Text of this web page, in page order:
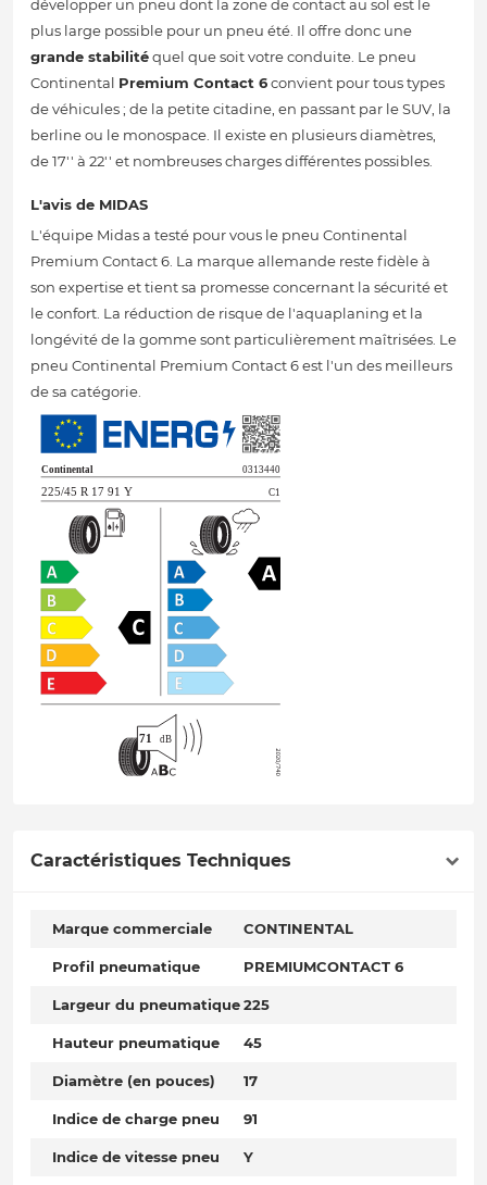
développer un pneu dont la zone de contact au sol est le
plus large possible pour un pneu été. Il offre donc une
grande stabilitéquel que soit votre conduite. Le pneu
Continental Premium Contact 6convient pour tous types
de véhicules ; de la petite citadine, en passant par le SUV, la
berline ou le monospace. Il existe en plusieurs diamètres,
de 17'' à 22'' et nombreuses charges différentes possibles.
L'avis de MIDAS
L'équipe Midas a testé pour vous le pneu Continental
Premium Contact 6. La marque allemande reste fidèle à
son expertise et tient sa promesse concernant la sécurité et
le confort. La réduction de risque de l'aquaplaning et la
longévité de la gomme sont particulièrement maîtrisées. Le
pneu Continental Premium Contact 6 est l'un des meilleurs
de sa catégorie.
Caractéristiques Techniques
Marque commerciale CONTINENTAL
Profil pneumatique PREMIUMCONTACT 6
Largeur du pneumatique225
Hauteur pneumatique 45
Diamètre (en pouces) 17
Indice de charge pneu 91
Indice de vitesse pneu Y